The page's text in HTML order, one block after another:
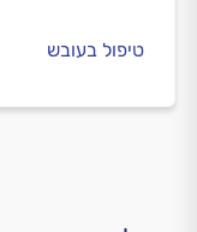
טיפול בעובש